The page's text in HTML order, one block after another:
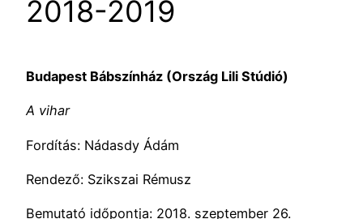
2018-2019
Budapest Bábszínház (Ország Lili Stúdió)
A vihar
Fordítás: Nádasdy Ádám
Rendező: Szikszai Rémusz
Bemutató időpontja: 2018. szeptember 26.